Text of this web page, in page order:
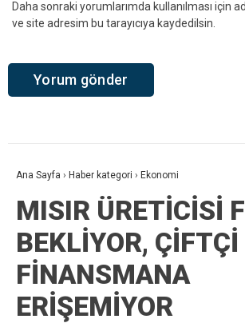
Daha sonraki yorumlarımda kullanılması için
ve site adresim bu tarayıcıya kaydedilsin.
Ana Sayfa › Haber kategori › Ekonomi
MISIR ÜRETİCİSİ
BEKLİYOR, ÇİFTÇİ
FİNANSMANA
ERİŞEMİYOR